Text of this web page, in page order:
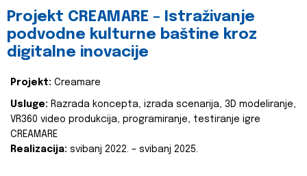
Projekt CREAMARE – Istraživanje
podvodne kulturne baštine kroz
digitalne inovacije
Projekt: Creamare
Usluge: Razrada koncepta, izrada scenarija, 3D modeliranje,
VR360 video produkcija, programiranje, testiranje igre
CREAMARE
Realizacija: svibanj 2022. – svibanj 2025.